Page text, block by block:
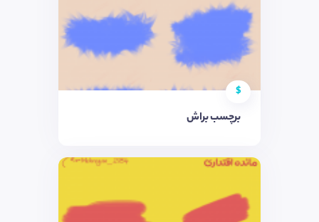
$
برچسب براش